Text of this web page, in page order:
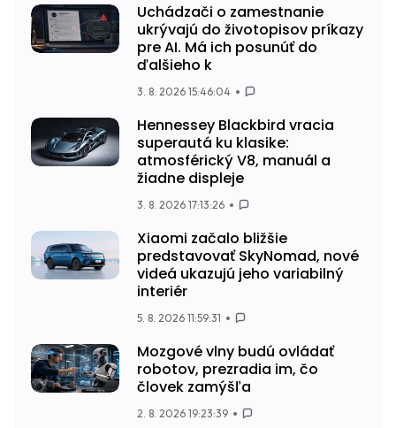
Uchádzači o zamestnanie
ukrývajú do životopisov príkazy
pre AI. Má ich posunúť do
ďalšieho k
3. 8. 2026 15:46:04
Hennessey Blackbird vracia
superautá ku klasike:
atmosférický V8, manuál a
žiadne displeje
3. 8. 2026 17:13:26
Xiaomi začalo bližšie
predstavovať SkyNomad, nové
videá ukazujú jeho variabilný
interiér
5. 8. 2026 11:59:31
Mozgové vlny budú ovládať
robotov, prezradia im, čo
človek zamýšľa
2. 8. 2026 19:23:39